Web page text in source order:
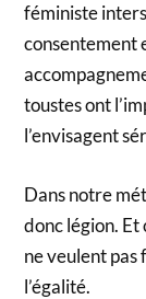
féministe
consentement
toustes ont
l’envisagent
Dans notre
donc légion. Et
ne veulent pas
l’égalité.